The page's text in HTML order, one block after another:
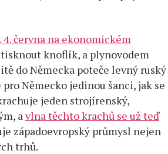
června na ekonomickém
knoflík, a plynovodem
do Německa poteče levný ruský
Německo jedinou šanci, jak se
jeden strojírenský,
a vlna těchto krachů se už teď
západoevropský průmysl nejen
trhů.